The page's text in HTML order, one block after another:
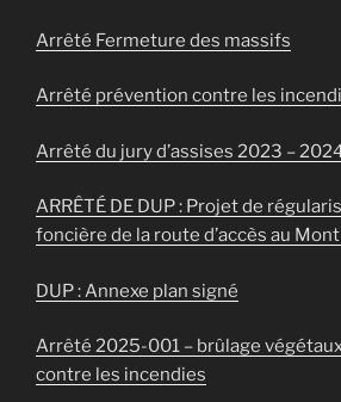
Arrêté Fermeture des massifs
Arrêté prévention contre les
Arrêté du jury d’assises 2023 –
ARRÊTÉ DE DUP : Projet de
foncière de la route d’accès au
DUP : Annexe plan signé
Arrêté 2025-001 – brûlage
contre les incendies